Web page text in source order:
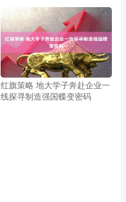
红旗策略 地大学子奔赴企业一
线探寻制造强国蝶变密码